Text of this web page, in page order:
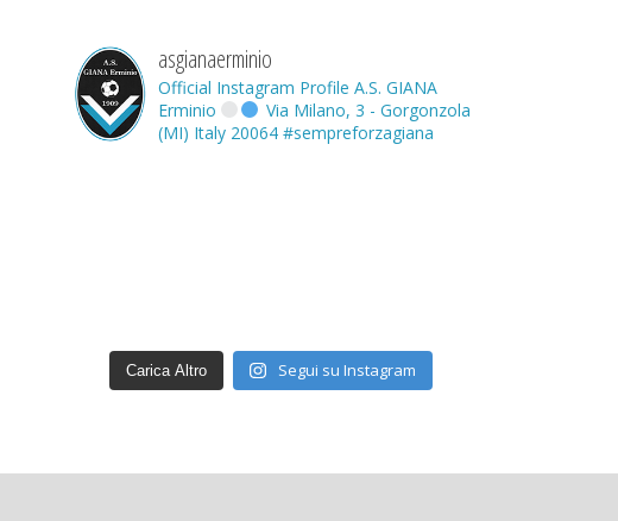
asgianaerminio
Official Instagram Profile A.S. GIANA
Erminio
Via Milano, 3 - Gorgonzola
(MI) Italy 20064 #sempreforzagiana
Carica Altro Segui su Instagram